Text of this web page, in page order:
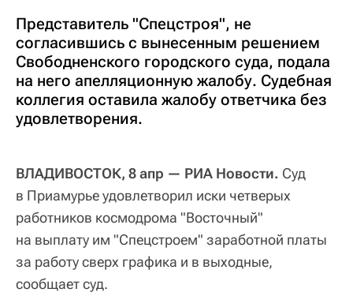
Представитель "Спецстроя", не
согласившись с вынесенным решением
Свободненского городского суда, подала
на него апелляционную жалобу. Судебная
коллегия оставила жалобу ответчика без
удовлетворения.
ВЛАДИВОСТОК, 8 апр — РИА Новости. Суд
в Приамурье удовлетворил иски четверых
работников космодрома "Восточный"
на выплату им "Спецстроем" заработной платы
за работу сверх графика и в выходные,
сообщает суд.